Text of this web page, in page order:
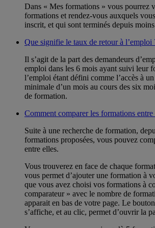
Dans « Mes formations » vous pourrez
formations et rendez-vous auxquels
inscrit, et qui sont terminés depuis
Que signifie le taux de retour à l’emploi
Il s’agit de la part des demandeurs
emploi dans les 6 mois ayant suivi leur
l’emploi étant défini comme l’accès à
minimale d’un mois au cours des six
de formation.
Comment comparer les formations entre
Suite à une recherche de formation,
formations proposées, vous pouvez
entre elles.
Vous trouverez en face de chaque
vous permet d’ajouter une formation à
que vous avez choisi vos formations à
comparateur » avec le nombre de
apparait en bas de votre page. Le
s’affiche, et au clic, permet d’ouvrir la